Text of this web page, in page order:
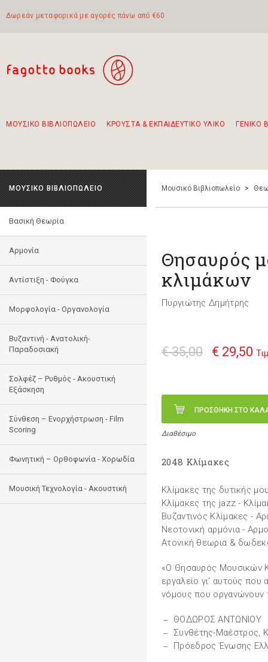
Δωρεάν μεταφορικά με αγορές πάνω από €60
ΜΟΥΣΙΚΟ ΒΙΒΛΙΟΠΩΛΕΙΟ ΚΡΟΥΣΤΑ & ΕΚΠΑΙΔΕΥΤΙΚΟ ΥΛΙΚΟ ΓΕΝΙΚΟ
ΜΟΥΣΙΚΟ ΒΙΒΛΙΟΠΩΛΕΙΟ
Βασική Θεωρία
Αρμονία
Αντίστιξη - Φούγκα
Μορφολογία - Οργανολογία
Bυζαντινή - Ανατολική-
Παραδοσιακή
Σολφέζ – Ρυθμός - Ακουστική
Εξάσκηση
Σύνθεση – Ενορχήστρωση - Film
Scoring
Φωνητική – Ορθοφωνία - Χορωδία
Μουσική Τεχνολογία - Ακουστική
Μουσικό Βιβλιοπωλείο >
Θησαυρός
κλιμάκων
Πυργιώτης Δημήτρης
€ 35,00 € 29,50
ΠΡΟΣΘΗΚΗ ΣΤΟ
Διαθέσιμο
2048 Κλίμακες
Κλίμακες της δυτικής
Κλίμακες της jazz -
Βυζαντινός Κλίμακες -
Νεοτονική αρμόνια -
Ατονική θεωρια &
«Ο Θησαυρός Μουσικών
εργαλείο γι’ αυτούς
νόμους που οργανώνουν
ΘΟΔΩΡΟΣ ΑΝΤΩΝΙΟΥ
Συνθέτης-Μαέστρος,
Πρόεδρος Ένωσης